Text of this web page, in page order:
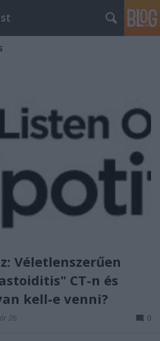
Véletlenszerűen
CT-n és
kell-e venni?
26. 0